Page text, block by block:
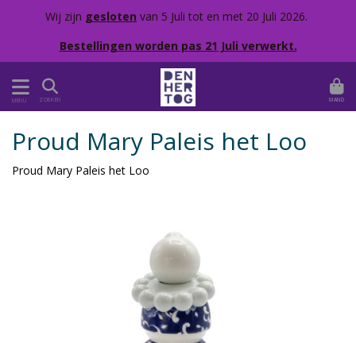
Wij zijn gesloten van 5 Juli tot en met 20 Juli 2026.
Bestellingen worden pas 21 Juli verwerkt.
MENU ZOEKEN MAND
Proud Mary Paleis het Loo
Proud Mary Paleis het Loo